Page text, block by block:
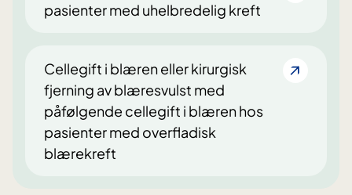
pasienter med uhelbredelig kreft
Cellegift i blæren eller kirurgisk
fjerning av blæresvulst med
påfølgende cellegift i blæren hos
pasienter med overfladisk
blærekreft